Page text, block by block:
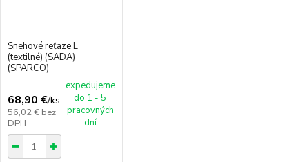
Snehové reťaze L
(textilné) (SADA)
(SPARCO)
68,90 €/ks
56,02 € bez
DPH
expedujeme
do 1 - 5
pracovných
dní